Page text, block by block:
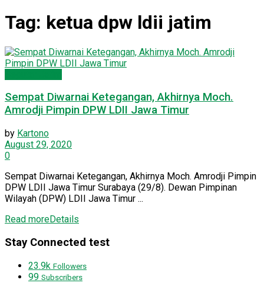
Tag: ketua dpw ldii jatim
Sempat Diwarnai Ketegangan, Akhirnya Moch.
Amrodji Pimpin DPW LDII Jawa Timur
by Kartono
August 29, 2020
0
Sempat Diwarnai Ketegangan, Akhirnya Moch. Amrodji Pimpin
DPW LDII Jawa Timur Surabaya (29/8). Dewan Pimpinan
Wilayah (DPW) LDII Jawa Timur ...
Read moreDetails
Stay Connected test
23.9k Followers
99 Subscribers